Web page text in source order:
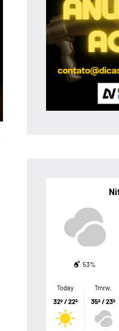
53%
Today
32º / 22º
Tmrw.
35º / 23º